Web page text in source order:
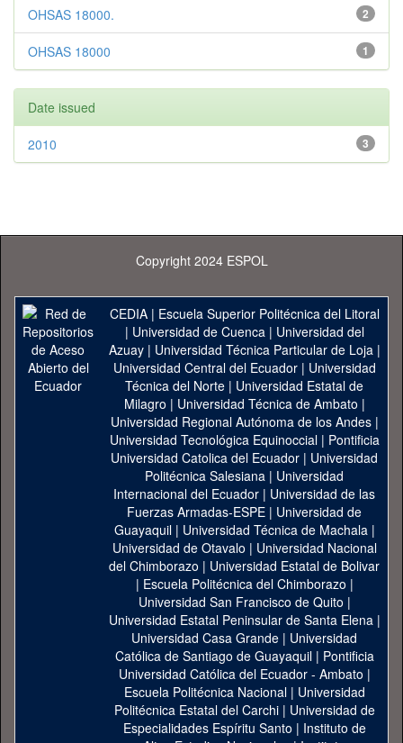
2
OHSAS 18000.
1
OHSAS 18000
Date issued
3
2010
Copyright 2024 ESPOL
CEDIA| Escuela Superior Politécnica del Litoral
| Universidad de Cuenca| Universidad del
Azuay| Universidad Técnica Particular de Loja|
Universidad Central del Ecuador| Universidad
Técnica del Norte | Universidad Estatal de
Milagro | Universidad Técnica de Ambato |
Universidad Regional Autónoma de los Andes|
Universidad Tecnológica Equinoccial| Pontificia
Universidad Catolica del Ecuador | Universidad
Politécnica Salesiana | Universidad
Internacional del Ecuador | Universidad de las
Fuerzas Armadas-ESPE | Universidad de
Guayaquil| Universidad Técnica de Machala|
Universidad de Otavalo | Universidad Nacional
del Chimborazo | Universidad Estatal de Bolivar
| Escuela Politécnica del Chimborazo |
Universidad San Francisco de Quito |
Universidad Estatal Peninsular de Santa Elena|
Universidad Casa Grande | Universidad
Católica de Santiago de Guayaquil| Pontificia
Universidad Católica del Ecuador - Ambato |
Escuela Politécnica Nacional| Universidad
Politécnica Estatal del Carchi| Universidad de
Especialidades Espíritu Santo | Instituto de